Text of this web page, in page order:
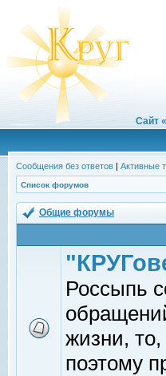
Сайт
Сообщения без ответов | Активные
Список форумов
Общие форумы
Россыпь
жизни,
поэтому